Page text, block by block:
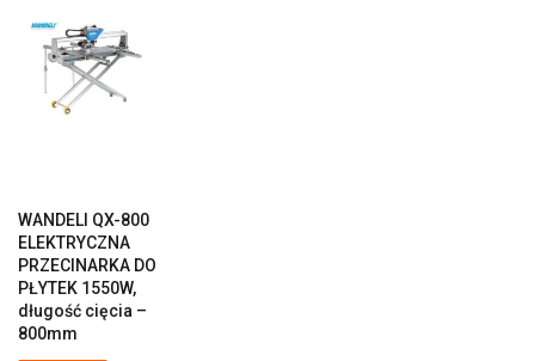
WANDELI QX-800
ELEKTRYCZNA
PRZECINARKA DO
PŁYTEK 1550W,
długość cięcia –
800mm